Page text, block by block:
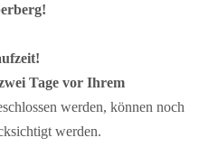
Tage vor Ihrem
werden, können noch
werden.